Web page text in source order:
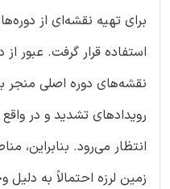
برای تهیه نقشه‌ای از
استفاده قرار گرفت. عبور
نقشه‌های دوره اصلی منجر
رویدادهای تشدید و در
انتظار می‌رود. بنابراین،
زمین لرزه احتمالاً به